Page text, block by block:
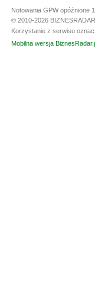
Notowania GPW opóźnione
© 2010-2026
Korzystanie z serwisu
Mobilna wersja